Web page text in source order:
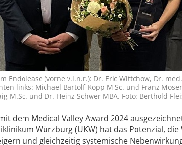
Endolease (vorne v.l.n.r.): Dr. Eric Wittchow, Dr.
links: Michael Bartolf-Kopp M.Sc. und Franz
M.Sc. und Dr. Heinz Schwer MBA. Foto: Berthold
dem Medical Valley Award 2024
Würzburg (UKW) hat das Potenzial,
und gleichzeitig systemische